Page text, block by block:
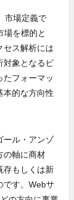
市場定義で
場を標的と
セス解析には
対象となるビ
たフォーマッ
本的な方向性
ール・アンゾ
の軸に商材
存もしくは新
です。Webサ